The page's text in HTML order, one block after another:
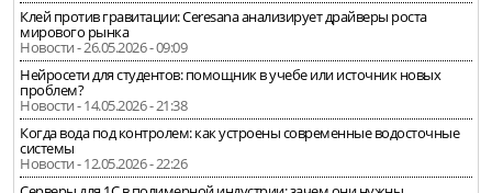
Клей против гравитации: Ceresana анализирует драйверы роста
мирового рынка
Новости - 26.05.2026 - 09:09
Нейросети для студентов: помощник в учебе или источник новых
проблем?
Новости - 14.05.2026 - 21:38
Когда вода под контролем: как устроены современные водосточные
системы
Новости - 12.05.2026 - 22:26